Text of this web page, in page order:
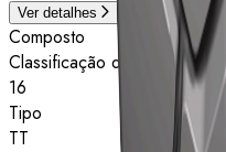
Ver detalhes
Composto
Classificação de estrelas
16
Tipo
TT